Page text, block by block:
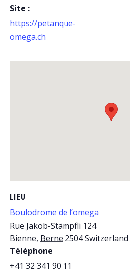
Site :
https://petanque-
omega.ch
LIEU
Boulodrome de l’omega
Rue Jakob-Stämpfli 124
Bienne, Berne 2504Switzerland
Téléphone
+41 32 341 90 11